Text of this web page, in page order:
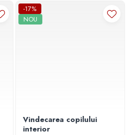
-17%
NOU
Vindecarea copilului
interior